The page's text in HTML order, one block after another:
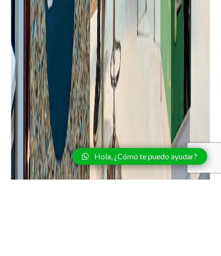
Hola, ¿Cómo te puedo ayudar?